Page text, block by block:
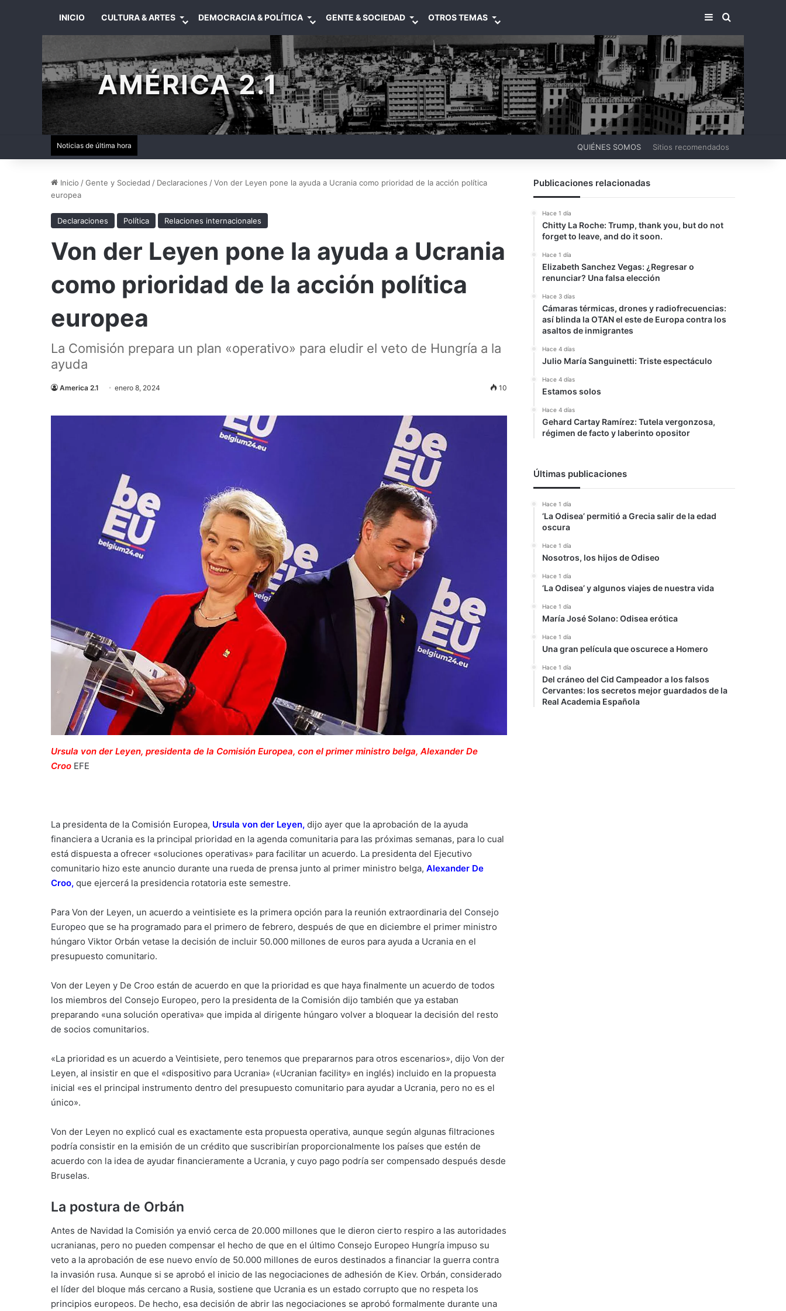
INICIO CULTURA & ARTES DEMOCRACIA & POLÍTICA GENTE & SOCIEDAD OTROS TEMAS BARRA LATERAL
BUSCAR
AMÉRICA 2.1
Noticias de última hora QUIÉNES SOMOS Sitios recomendados
Inicio /Gente y Sociedad / Declaraciones /Von der Leyen pone la ayuda a Ucrania como prioridad de la acción política
europea
Declaraciones Política Relaciones internacionales
Von der Leyen pone la ayuda a Ucrania
como prioridad de la acción política
europea
La Comisión prepara un plan «operativo» para eludir el veto de Hungría a la
ayuda
America 2.1 enero 8, 2024 10
Ursula von der Leyen, presidenta de la Comisión Europea, con el primer ministro belga, Alexander De
Croo EFE
La presidenta de la Comisión Europea, Ursula von der Leyen, dijo ayer que la aprobación de la ayuda
financiera a Ucrania es la principal prioridad en la agenda comunitaria para las próximas semanas, para lo cual
está dispuesta a ofrecer «soluciones operativas» para facilitar un acuerdo. La presidenta del Ejecutivo
comunitario hizo este anuncio durante una rueda de prensa junto al primer ministro belga, Alexander De
Croo, que ejercerá la presidencia rotatoria este semestre.
Para Von der Leyen, un acuerdo a veintisiete es la primera opción para la reunión extraordinaria del Consejo
Europeo que se ha programado para el primero de febrero, después de que en diciembre el primer ministro
húngaro Viktor Orbán vetase la decisión de incluir 50.000 millones de euros para ayuda a Ucrania en el
presupuesto comunitario.
Von der Leyen y De Croo están de acuerdo en que la prioridad es que haya finalmente un acuerdo de todos
los miembros del Consejo Europeo, pero la presidenta de la Comisión dijo también que ya estaban
preparando «una solución operativa» que impida al dirigente húngaro volver a bloquear la decisión del resto
de socios comunitarios.
«La prioridad es un acuerdo a Veintisiete, pero tenemos que prepararnos para otros escenarios», dijo Von der
Leyen, al insistir en que el «dispositivo para Ucrania» («Ucranian facility» en inglés) incluido en la propuesta
inicial «es el principal instrumento dentro del presupuesto comunitario para ayudar a Ucrania, pero no es el
único».
Von der Leyen no explicó cual es exactamente esta propuesta operativa, aunque según algunas filtraciones
podría consistir en la emisión de un crédito que suscribirían proporcionalmente los países que estén de
acuerdo con la idea de ayudar financieramente a Ucrania, y cuyo pago podría ser compensado después desde
Bruselas.
La postura de Orbán
Antes de Navidad la Comisión ya envió cerca de 20.000 millones que le dieron cierto respiro a las autoridades
ucranianas, pero no pueden compensar el hecho de que en el último Consejo Europeo Hungría impuso su
veto a la aprobación de ese nuevo envío de 50.000 millones de euros destinados a financiar la guerra contra
la invasión rusa. Aunque si se aprobó el inicio de las negociaciones de adhesión de Kiev. Orbán, considerado
el líder del bloque más cercano a Rusia, sostiene que Ucrania es un estado corrupto que no respeta los
principios europeos. De hecho, esa decisión de abrir las negociaciones se aprobó formalmente durante una
Publicaciones relacionadas
Hace 1 día
Chitty La Roche: Trump, thank you, but do not
forget to leave, and do it soon.
Hace 1 día
Elizabeth Sanchez Vegas: ¿Regresar o
renunciar? Una falsa elección
Hace 3 días
Cámaras térmicas, drones y radiofrecuencias:
así blinda la OTAN el este de Europa contra los
asaltos de inmigrantes
Hace 4 días
Julio María Sanguinetti: Triste espectáculo
Hace 4 días
Estamos solos
Hace 4 días
Gehard Cartay Ramírez: Tutela vergonzosa,
régimen de facto y laberinto opositor
Últimas publicaciones
Hace 1 día
‘La Odisea’ permitió a Grecia salir de la edad
oscura
Hace 1 día
Nosotros, los hijos de Odiseo
Hace 1 día
‘La Odisea’ y algunos viajes de nuestra vida
Hace 1 día
María José Solano: Odisea erótica
Hace 1 día
Una gran película que oscurece a Homero
Hace 1 día
Del cráneo del Cid Campeador a los falsos
Cervantes: los secretos mejor guardados de la
Real Academia Española